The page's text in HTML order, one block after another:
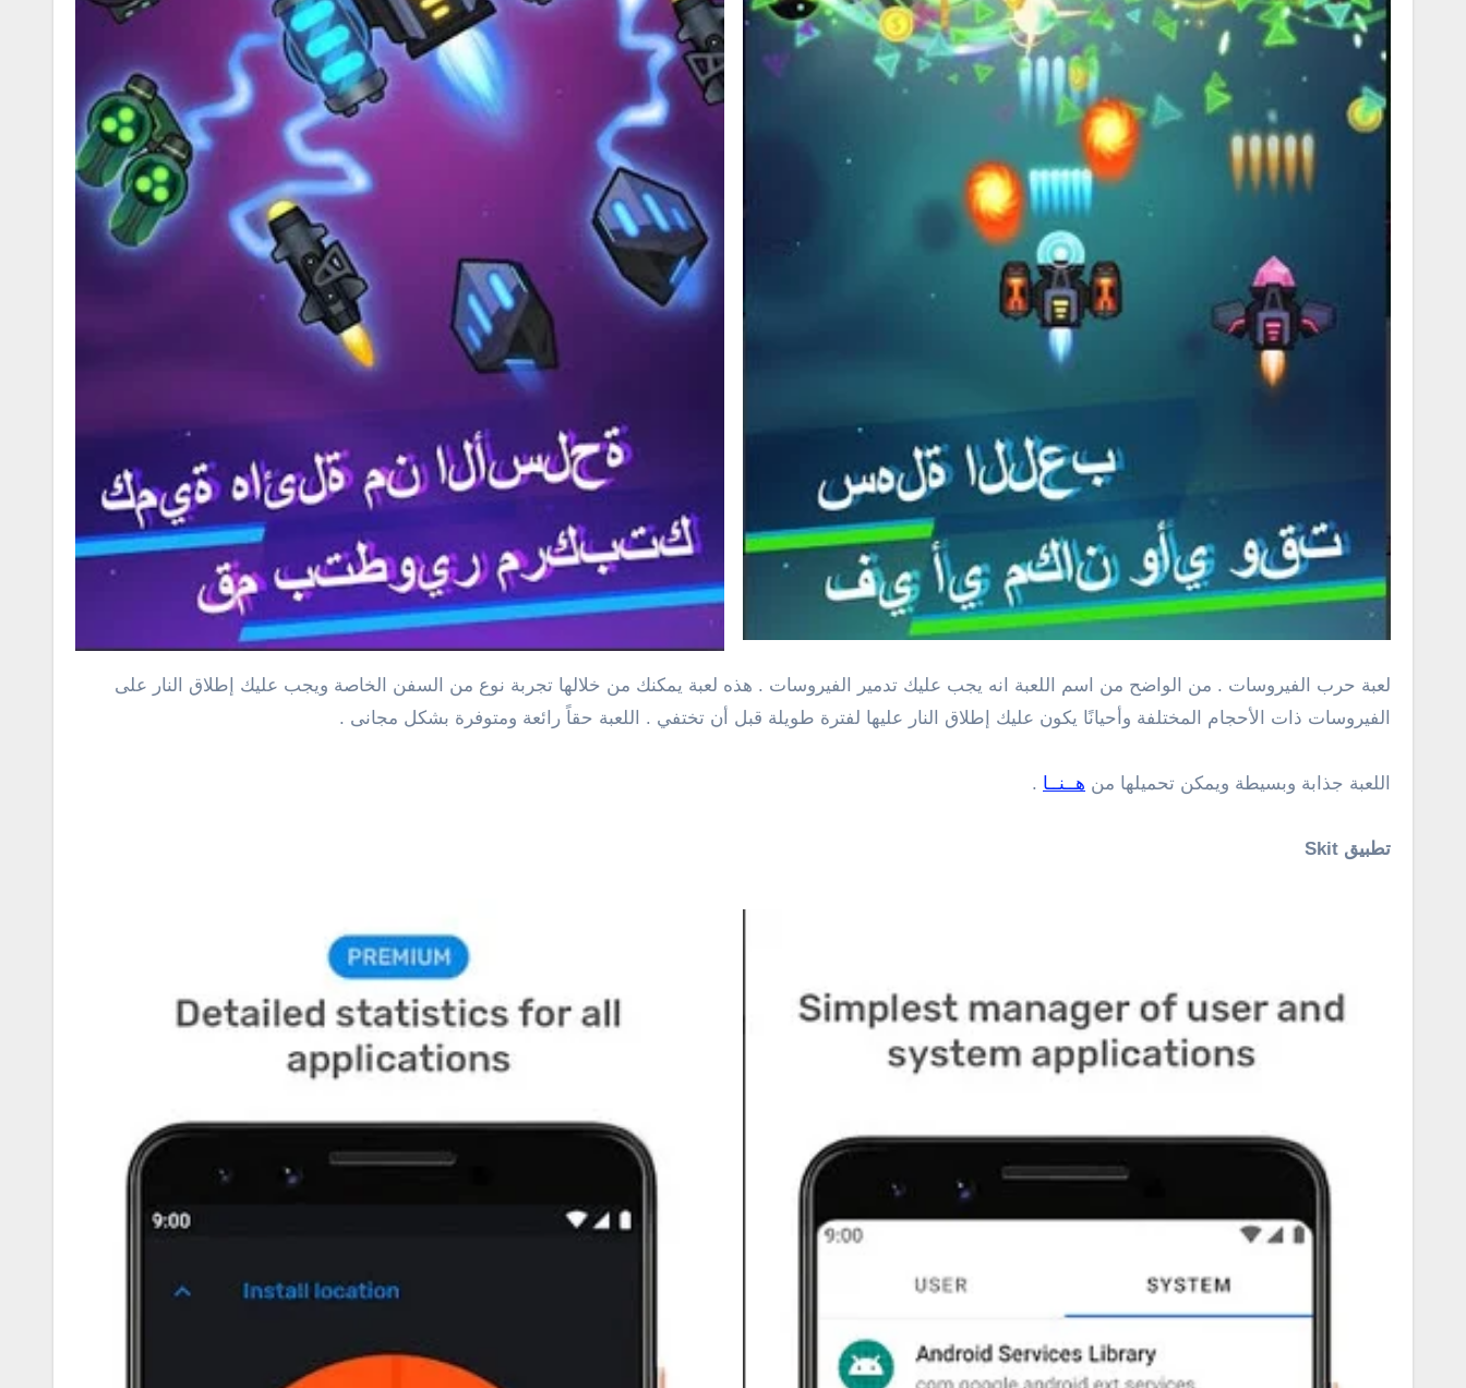
لعبة حرب الفيروسات . من الواضح من اسم اللعبة انه يجب عليك تدمير الفيروسات . هذه لعبة يمكنك من خلالها تجربة نوع من السفن الخاصة ويجب عليك إطلاق النار على
الفيروسات ذات الأحجام المختلفة وأحيانًا يكون عليك إطلاق النار عليها لفترة طويلة قبل أن تختفي . اللعبة حقاً رائعة ومتوفرة بشكل مجانى .
اللعبة جذابة وبسيطة ويمكن تحميلها من هــنــا .
تطبيق Skit